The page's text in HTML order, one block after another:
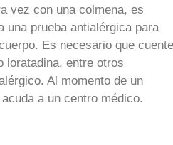
vez con una colmena, es
una prueba antialérgica para
Es necesario que cuente
loratadina, entre otros
Al momento de un
a un centro médico.